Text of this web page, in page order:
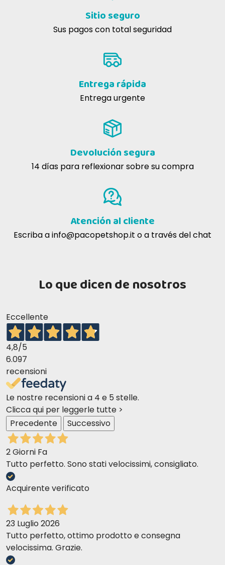
Sitio seguro
Sus pagos con total seguridad
Entrega rápida
Entrega urgente
Devolución segura
14 días para reflexionar sobre su compra
Atención al cliente
Escriba ainfo@pacopetshop.it o a través del chat
Lo que dicen de nosotros
Eccellente
4,8/5
6.097
recensioni
Le nostre recensioni a 4 e 5 stelle.
Clicca qui per leggerle tutte >
Precedente
Successivo
2 Giorni Fa
Tutto perfetto. Sono stati velocissimi, consigliato.
Acquirente verificato
23 Luglio 2026
Tutto perfetto, ottimo prodotto e consegna
velocissima. Grazie.